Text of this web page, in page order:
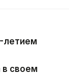
летием
в своем